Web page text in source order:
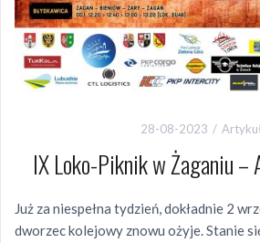
28-08-2023
IX Loko-Piknik w Żaganiu –
Już za niespełna tydzień, dokładnie 2
dworzec kolejowy znowu ożyje. Stanie